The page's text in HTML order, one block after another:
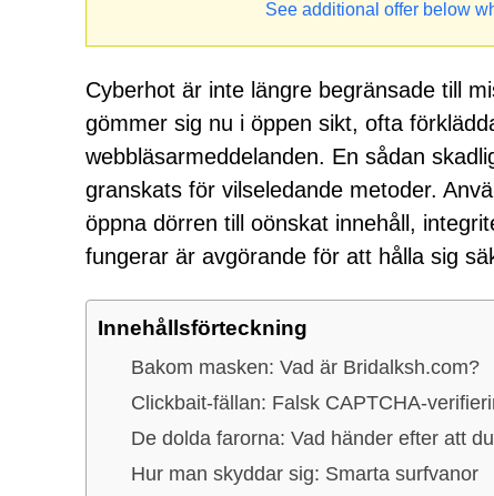
See additional offer below
Cyberhot är inte längre begränsade till
gömmer sig nu i öppen sikt, ofta
webbläsarmeddelanden. En sådan
granskats för vilseledande metoder.
öppna dörren till oönskat innehåll,
fungerar är avgörande för att hålla sig
Innehållsförteckning
Bakom masken: Vad är Bridalksh.com?
Clickbait-fällan: Falsk CAPTCHA-
De dolda farorna: Vad händer efter att
Hur man skyddar sig: Smarta surfvanor